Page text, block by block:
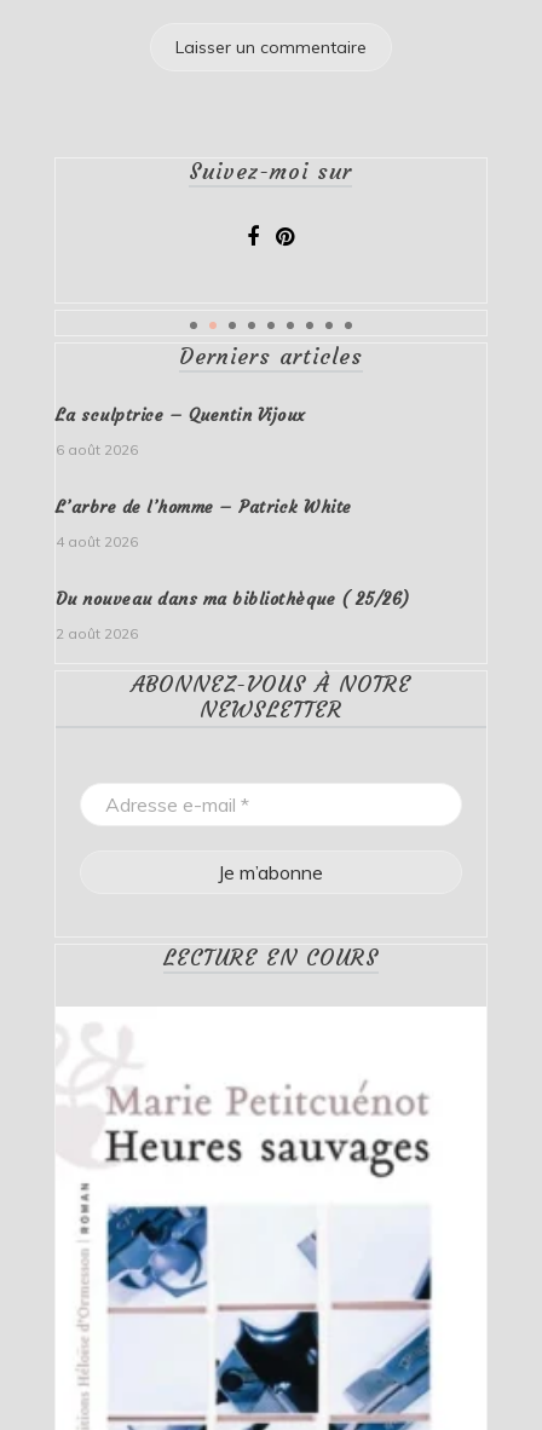
Suivez-moi sur
Derniers articles
La sculptrice – Quentin Vijoux
6 août 2026
L’arbre de l’homme – Patrick White
4 août 2026
Du nouveau dans ma bibliothèque ( 25/26)
2 août 2026
ABONNEZ-VOUS À NOTRE
NEWSLETTER
LECTURE EN COURS